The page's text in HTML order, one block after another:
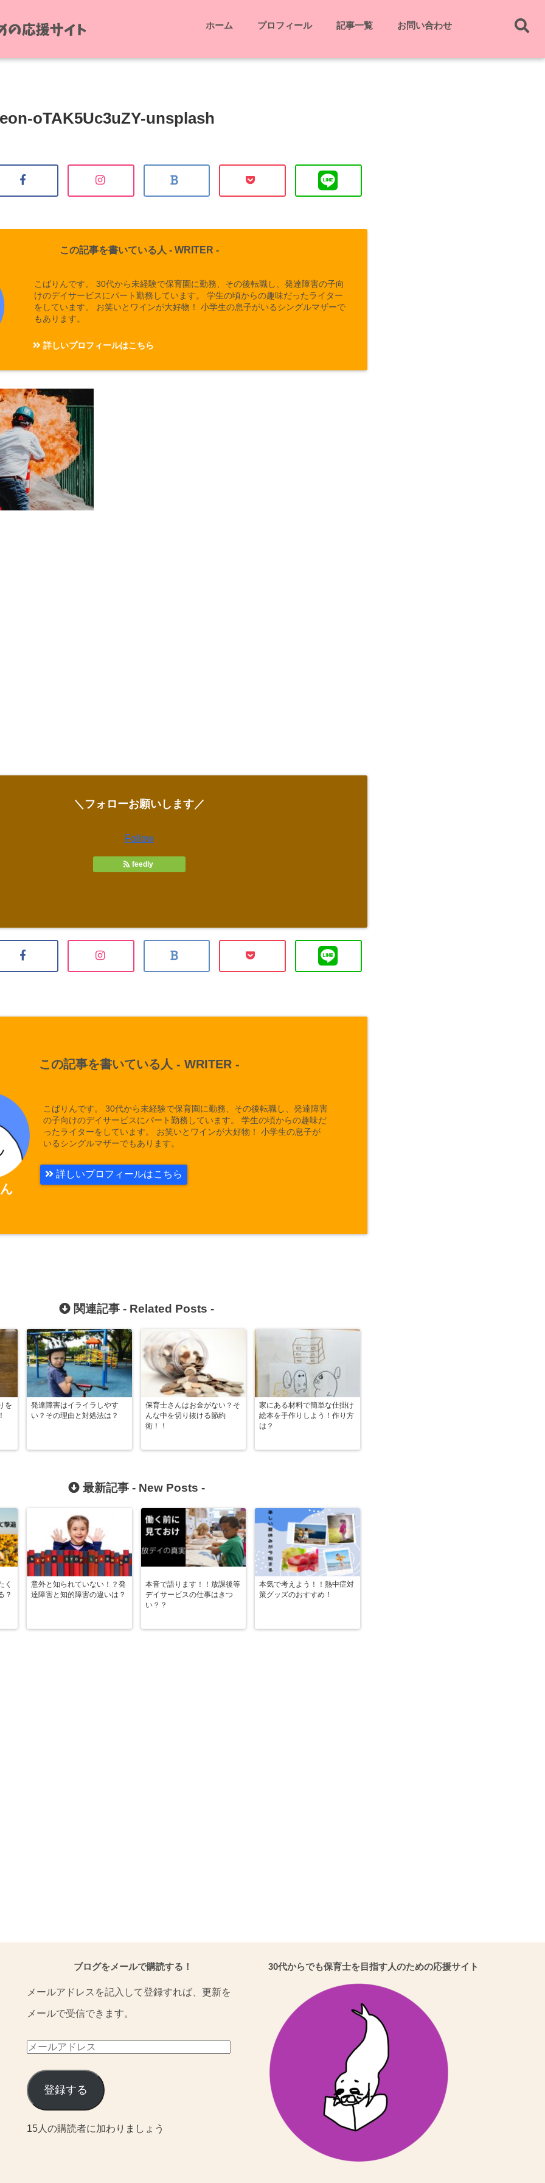
ホーム プロフィール 記事一覧 お問い合わせ
oTAK5Uc3uZY-unsplash
この記事を書いている人 - WRITER -
こばりんです。 30代から未経験で保育園に勤務、その後転職し、発達障害の子向
けのデイサービスにパート勤務しています。 学生の頃からの趣味だったライター
をしています。 お笑いとワインが大好物！ 小学生の息子がいるシングルマザーで
もあります。
詳しいプロフィールはこちら
＼フォローお願いします／
Follow
feedly
この記事を書いている人 - WRITER -
こばりんです。 30代から未経験で保育園に勤務、その後転職し、発達障害
の子向けのデイサービスにパート勤務しています。 学生の頃からの趣味だ
ったライターをしています。 お笑いとワインが大好物！ 小学生の息子が
いるシングルマザーでもあります。
詳しいプロフィールはこちら
関連記事 - Related Posts -
を
発達障害はイライラしやす
い？その理由と対処法は？
保育士さんはお金がない？そ
んな中を切り抜ける節約
術！！
家にある材料で簡単な仕掛け
絵本を手作りしよう！作り方
は？
最新記事 - New Posts -
く
？
意外と知られていない！？発
達障害と知的障害の違いは？
本音で語ります！！放課後等
デイサービスの仕事はきつ
い？？
本気で考えよう！！熱中症対
策グッズのおすすめ！
ブログをメールで購読する！
メールアドレスを記入して登録すれば、更新を
メールで受信できます。
メ
ル
ア
ド
登録する
15人の購読者に加わりましょう
30代からでも保育士を目指す人のための応援サイト